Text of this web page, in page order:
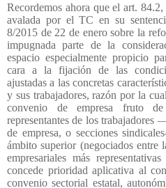
Recordemos ahora que el art.
avalada por el TC en su
8/2015 de 22 de enero sobre la
impugnada parte de la
espacio especialmente propicio
cara a la fijación de las
ajustadas a las concretas
y sus trabajadores, razón por la
convenio de empresa fruto
representantes de los trabajadores
de empresa, o secciones
ámbito superior (negociados entre
empresariales más
concede prioridad aplicativa al
convenio sectorial estatal,